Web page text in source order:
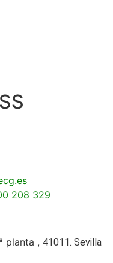
208 329
planta , 41011. Sevilla